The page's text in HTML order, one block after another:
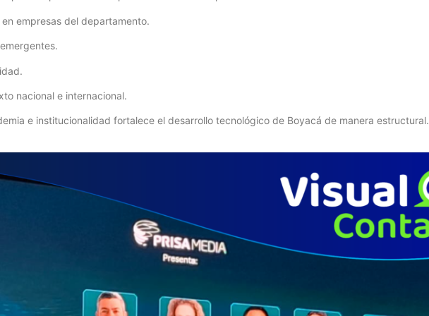
empresas del departamento.
nacional e internacional.
e institucionalidad fortalece el desarrollo tecnológico de Boyacá de manera estructural.